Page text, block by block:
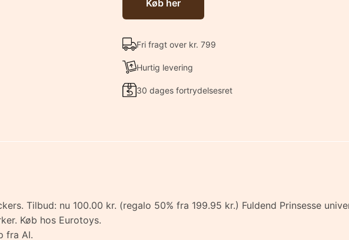
Køb her
Fri fragt over kr. 799
Hurtig levering
30 dages fortrydelsesret
Tilbud: nu 100.00 kr. (regalo 50% fra 199.95 kr.) Fuldend Prinsesse
Køb hos Eurotoys.
fra AI.